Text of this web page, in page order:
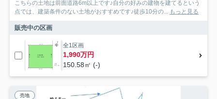
こちらの土地は前面道路6m以上です♪自分の好みの建物を建てるという
点では、建築条件のない土地がおすすめです♪徒歩10分の... もっと見る
販売中の区画
全1区画
1,990万円
150.58㎡ (-)
売地